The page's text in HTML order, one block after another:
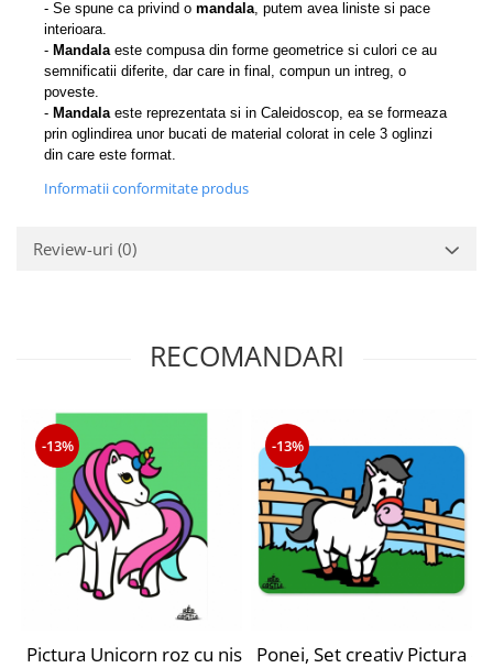
- Se spune ca privind o mandala , putem avea liniste si pace
interioara.
- Mandala este compusa din forme geometrice si culori ce au
semnificatii diferite, dar care in final, compun un intreg, o
poveste.
- Mandala este reprezentata si in Caleidoscop, ea se formeaza
prin oglindirea unor bucati de material colorat in cele 3 oglinzi
din care este format.
Informatii conformitate produs
Review-uri (0)
RECOMANDARI
-13%
Pictura Unicorn roz cu nisip colorat, 1 plansa 21 X
-13%
Ponei, Set creativ Pictura